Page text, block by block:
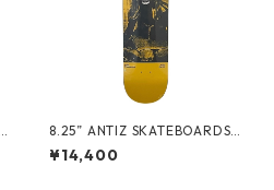
8.25” ANTIZ SKATEBOARDS -
ANDRE GERLICH “GLOW IN
¥14,400